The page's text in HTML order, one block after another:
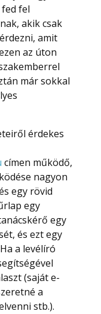
fel
akik csak
amit
az úton
már sokkal
érdekes
címen működő,
nagyon
egy rövid
egy
egy
és ezt egy
a levélíró
(saját e-
a
stb.).